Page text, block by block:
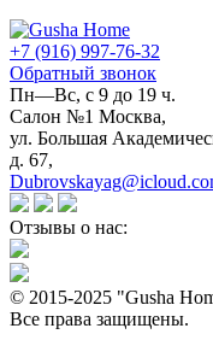
+7 (916) 997-76-32
Обратный звонок
Пн—Вс, с 9 до 19 ч.
Салон №1 Москва,
ул. Большая
д. 67,
Отзывы о нас:
© 2015-2025 "Gusha
Все права защищены.